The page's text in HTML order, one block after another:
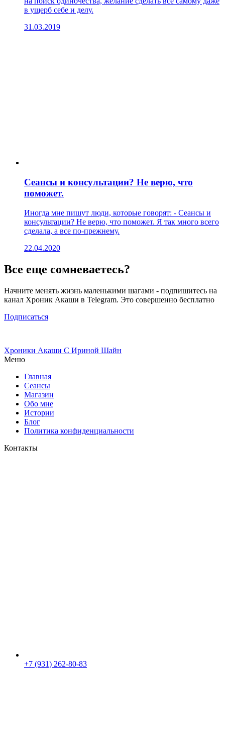
в ущерб себе и делу.
31.03.2019
Сеансы и консультации? Не верю, что
поможет.
Иногда мне пишут люди, которые говорят: - Сеансы и
консультации? Не верю, что поможет. Я так много всего
сделала, а все по-прежнему.
22.04.2020
Все еще сомневаетесь?
Начните менять жизнь маленькими шагами - подпишитесь на
канал Хроник Акаши в Telegram. Это совершенно бесплатно
Подписаться
Хроники Акаши С Ириной Шайн
Меню
Главная
Сеансы
Магазин
Обо мне
Истории
Блог
Политика конфиденциальности
Контакты
+7 (931) 262-80-83